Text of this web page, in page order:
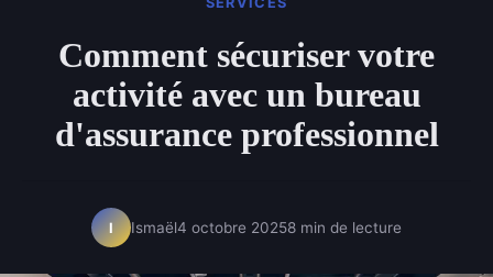
Comment sécuriser votre
activité avec un bureau
d'assurance professionnel
I Ismaël4 octobre 20258 min de lecture